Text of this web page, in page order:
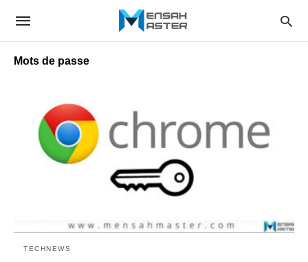
Mots de passe
TECHNEWS